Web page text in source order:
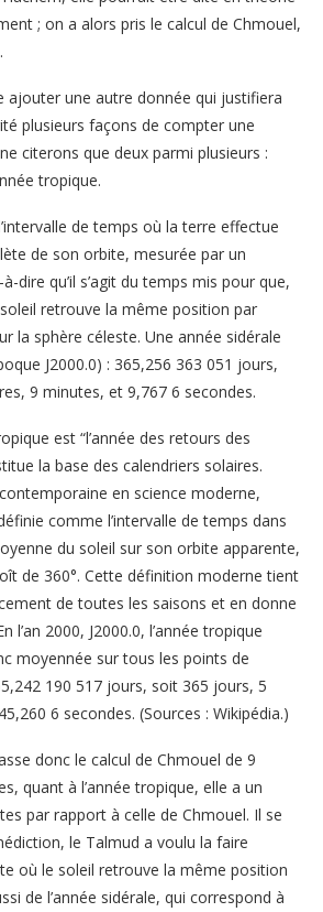
; on a alors pris le calcul de Chmouel,
ajouter une autre donnée qui justifiera
plusieurs façons de compter une
citerons que deux parmi plusieurs :
tropique.
de temps où la terre effectue
de son orbite, mesurée par un
dire qu’il s’agit du temps mis pour que,
retrouve la même position par
la sphère céleste. Une année sidérale
J2000.0) : 365,256 363 051 jours,
9 minutes, et 9,767 6 secondes.
est “l’année des retours des
la base des calendriers solaires.
en science moderne,
comme l’intervalle de temps dans
du soleil sur son orbite apparente,
de 360°. Cette définition moderne tient
de toutes les saisons et en donne
l’an 2000, J2000.0, l’année tropique
moyennée sur tous les points de
190 517 jours, soit 365 jours, 5
6 secondes. (Sources : Wikipédia.)
donc le calcul de Chmouel de 9
quant à l’année tropique, elle a un
par rapport à celle de Chmouel. Il se
le Talmud a voulu la faire
où le soleil retrouve la même position
de l’année sidérale, qui correspond à